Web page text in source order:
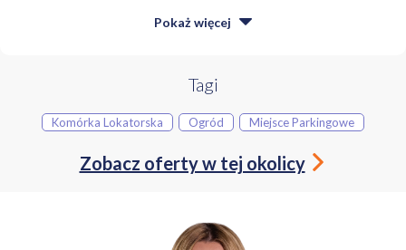
ROZKŁAD POMIESZCZEŃ:
* Spektakularny, prywatny apartament małżeński o powierzchni aż
90 m² z dedykowaną, pojemną garderobą,
* luksusowa strefa SPA z sauną oraz osobną łazienką,
* dodatkowa, niezależna garderoba,
* funkcjonalna pralnia,kotłownia
Poziom 1 (Parter - strefa dzienna i prywatna):
Pokaż więcej
Tagi
Komórka Lokatorska Ogród Miejsce Parkingowe
Zobacz oferty w tej okolicy